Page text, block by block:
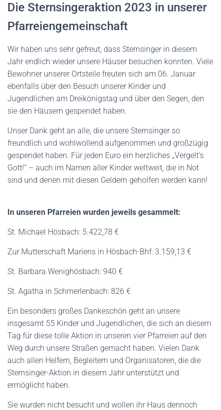
Die Sternsingeraktion 2023 in unserer
Pfarreiengemeinschaft
Wir haben uns sehr gefreut, dass Sternsinger in diesem
Jahr endlich wieder unsere Häuser besuchen konnten. Viele
Bewohner unserer Ortsteile freuten sich am 06. Januar
ebenfalls über den Besuch unserer Kinder und
Jugendlichen am Dreikönigstag und über den Segen, den
sie den Häusern gespendet haben.
Unser Dank geht an alle, die unsere Sternsinger so
freundlich und wohlwollend aufgenommen und großzügig
gespendet haben. Für jeden Euro ein herzliches „Vergelt’s
Gott!“ – auch im Namen aller Kinder weltweit, die in Not
sind und denen mit diesen Geldern geholfen werden kann!
In unseren Pfarreien wurden jeweils gesammelt:
St. Michael Hösbach: 5.422,78 €
Zur Mutterschaft Mariens in Hösbach-Bhf: 3.159,13 €
St. Barbara Wenighösbach: 940 €
St. Agatha in Schmerlenbach: 826 €
Ein besonders großes Dankeschön geht an unsere
insgesamt 55 Kinder und Jugendlichen, die sich an diesem
Tag für diese tolle Aktion in unseren vier Pfarreien auf den
Weg durch unsere Straßen gemacht haben. Vielen Dank
auch allen Helfern, Begleitern und Organisatoren, die die
Sternsinger-Aktion in diesem Jahr unterstützt und
ermöglicht haben.
Sie wurden nicht besucht und wollen ihr Haus dennoch